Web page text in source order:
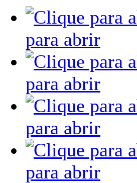
para abrir
para abrir
para abrir
para abrir